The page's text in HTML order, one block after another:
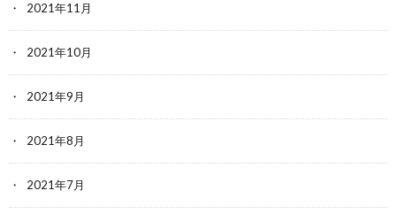
2021年11月
2021年10月
2021年9月
2021年8月
2021年7月